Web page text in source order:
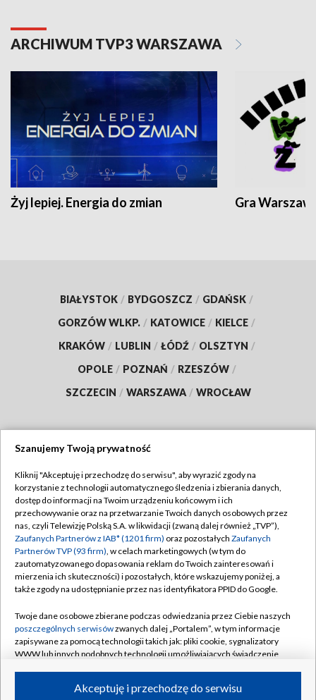
ARCHIWUM TVP3 WARSZAWA
Żyj lepiej. Energia do zmian Gra
BIAŁYSTOK / BYDGOSZCZ / GDAŃSK /
GORZÓW WLKP. / KATOWICE / KIELCE /
KRAKÓW / LUBLIN / ŁÓDŹ / OLSZTYN /
OPOLE / POZNAŃ / RZESZÓW /
SZCZECIN / WARSZAWA / WROCŁAW
TVP
Abonament TVP
Emisja w TVP
Centrum informacji TVP
Naziemna Telewizja Cyfrowa
Rada Programowa
System NOS
Informacje o nadawcy
Program dla prasy
Regulamin TVP
Polityka prywatności
Moje zgody
Pomoc
Kontakt
Kanały
Szanujemy Twoją prywatność
Kliknij "Akceptuję i przechodzę do serwisu", aby wyrazić zgody na
korzystanie z technologii automatycznego śledzenia i zbierania danych,
dostęp do informacji na Twoim urządzeniu końcowym i ich
przechowywanie oraz na przetwarzanie Twoich danych osobowych przez
nas, czyli Telewizję Polską S.A. w likwidacji (zwaną dalej również „TVP”),
Zaufanych Partnerów z IAB* (1201 firm) oraz pozostałych Zaufanych
Partnerów TVP (93 firm), w celach marketingowych (w tym do
zautomatyzowanego dopasowania reklam do Twoich zainteresowań i
mierzenia ich skuteczności) i pozostałych, które wskazujemy poniżej, a
także zgody na udostępnianie przez nas identyfikatora PPID do Google.
Twoje dane osobowe zbierane podczas odwiedzania przez Ciebie naszych
poszczególnych serwisówzwanych dalej „Portalem”, w tym informacje
zapisywane za pomocą technologii takich jak: pliki cookie, sygnalizatory
WWW lub innych podobnych technologii umożliwiających świadczenie
ruchu w Internecie.Akceptuję i przechodzę do serwisu